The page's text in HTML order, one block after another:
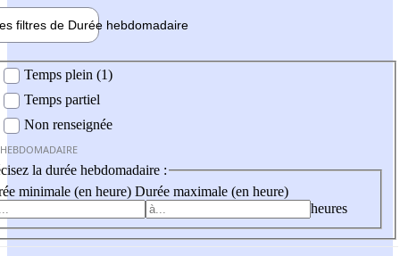
filtres de Durée hebdomadaire
Temps plein (1)
Temps partiel
Non renseignée
la durée hebdomadaire :
minimale (en heure) Durée maximale (en heure)
heures